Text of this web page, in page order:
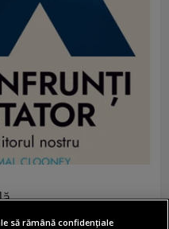
pentru adevăr?
să rămână confidențiale